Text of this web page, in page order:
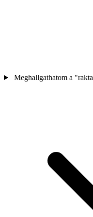
Meghallgathatom a